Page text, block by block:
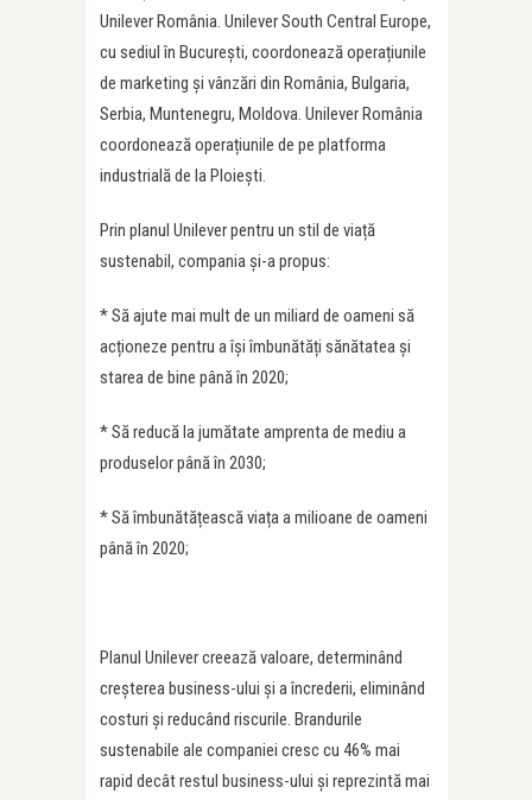
Unilever România. Unilever South Central Europe,
cu sediul în București, coordonează operațiunile
de marketing şi vânzări din România, Bulgaria,
Serbia, Muntenegru, Moldova. Unilever România
coordonează operațiunile de pe platforma
industrială de la Ploiești.
Prin planul Unilever pentru un stil de viață
sustenabil, compania și-a propus:
* Să ajute mai mult de un miliard de oameni să
acționeze pentru a își îmbunătăți sănătatea şi
starea de bine până în 2020;
* Să reducă la jumătate amprenta de mediu a
produselor până în 2030;
* Să îmbunătățească viața a milioane de oameni
până în 2020;
Planul Unilever creează valoare, determinând
creșterea business-ului și a încrederii, eliminând
costuri și reducând riscurile. Brandurile
sustenabile ale companiei cresc cu 46% mai
rapid decât restul business-ului și reprezintă mai